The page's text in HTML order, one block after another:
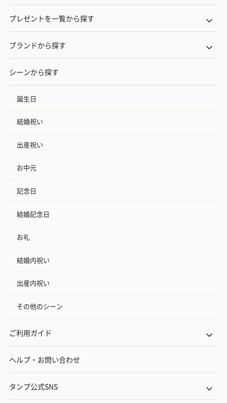
プレゼントを一覧から探す
ブランドから探す
シーンから探す
誕生日
結婚祝い
出産祝い
お中元
記念日
結婚記念日
お礼
結婚内祝い
出産内祝い
その他のシーン
ご利用ガイド
ヘルプ・お問い合わせ
タンプ公式SNS